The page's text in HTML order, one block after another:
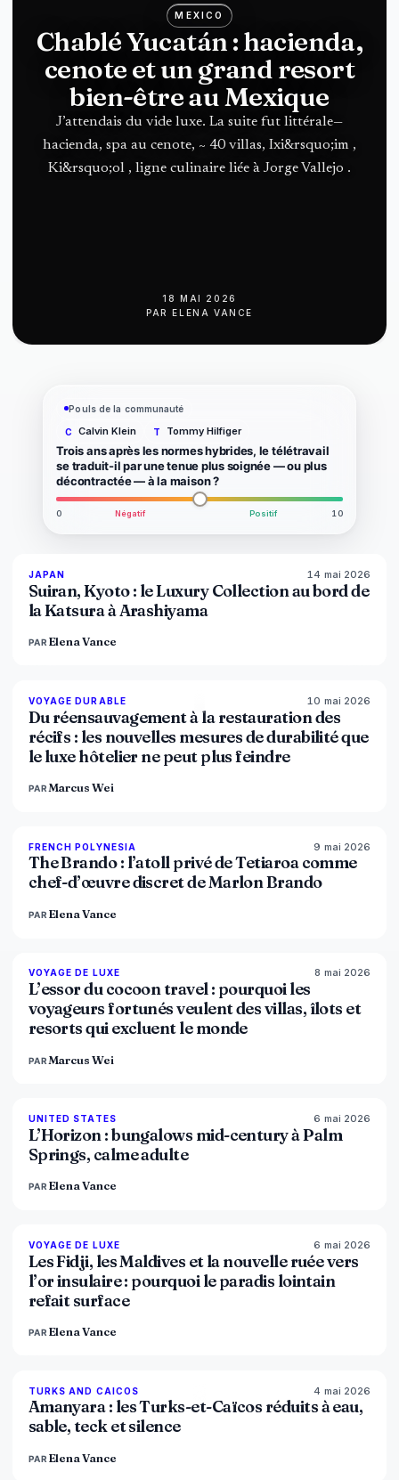
MEXICO
Chablé Yucatán : hacienda,
cenote et un grand resort
bien-être au Mexique
J’attendais du vide luxe. La suite fut littérale—
hacienda, spa au cenote, ~ 40 villas, Ixi&rsquo;im ,
Ki&rsquo;ol , ligne culinaire liée à Jorge Vallejo .
18 MAI 2026
PAR
ELENA VANCE
Pouls de la communauté
C Calvin Klein T Tommy Hilfiger
Trois ans après les normes hybrides, le télétravail
se traduit-il par une tenue plus soignée — ou plus
décontractée — à la maison ?
0 Négatif Positif 10
93% 44
JAPAN 14 mai 2026
Suiran, Kyoto : le Luxury Collection au bord de
la Katsura à Arashiyama
PAR Elena Vance
86% 81
VOYAGE DURABLE 10 mai 2026
Du réensauvagement à la restauration des
récifs : les nouvelles mesures de durabilité que
le luxe hôtelier ne peut plus feindre
PAR Marcus Wei
96% 51
FRENCH POLYNESIA 9 mai 2026
The Brando : l’atoll privé de Tetiaroa comme
chef-d’œuvre discret de Marlon Brando
PAR Elena Vance
% 81
VOYAGE DE LUXE 8 mai 2026
L’essor du cocoon travel : pourquoi les
voyageurs fortunés veulent des villas, îlots et
resorts qui excluent le monde
PAR Marcus Wei
% 68
UNITED STATES 6 mai 2026
L’Horizon : bungalows mid-century à Palm
Springs, calme adulte
PAR Elena Vance
% 76
VOYAGE DE LUXE 6 mai 2026
Les Fidji, les Maldives et la nouvelle ruée vers
l’or insulaire : pourquoi le paradis lointain
refait surface
PAR Elena Vance
% 60
TURKS AND CAICOS 4 mai 2026
Amanyara : les Turks-et-Caïcos réduits à eau,
sable, teck et silence
PAR Elena Vance